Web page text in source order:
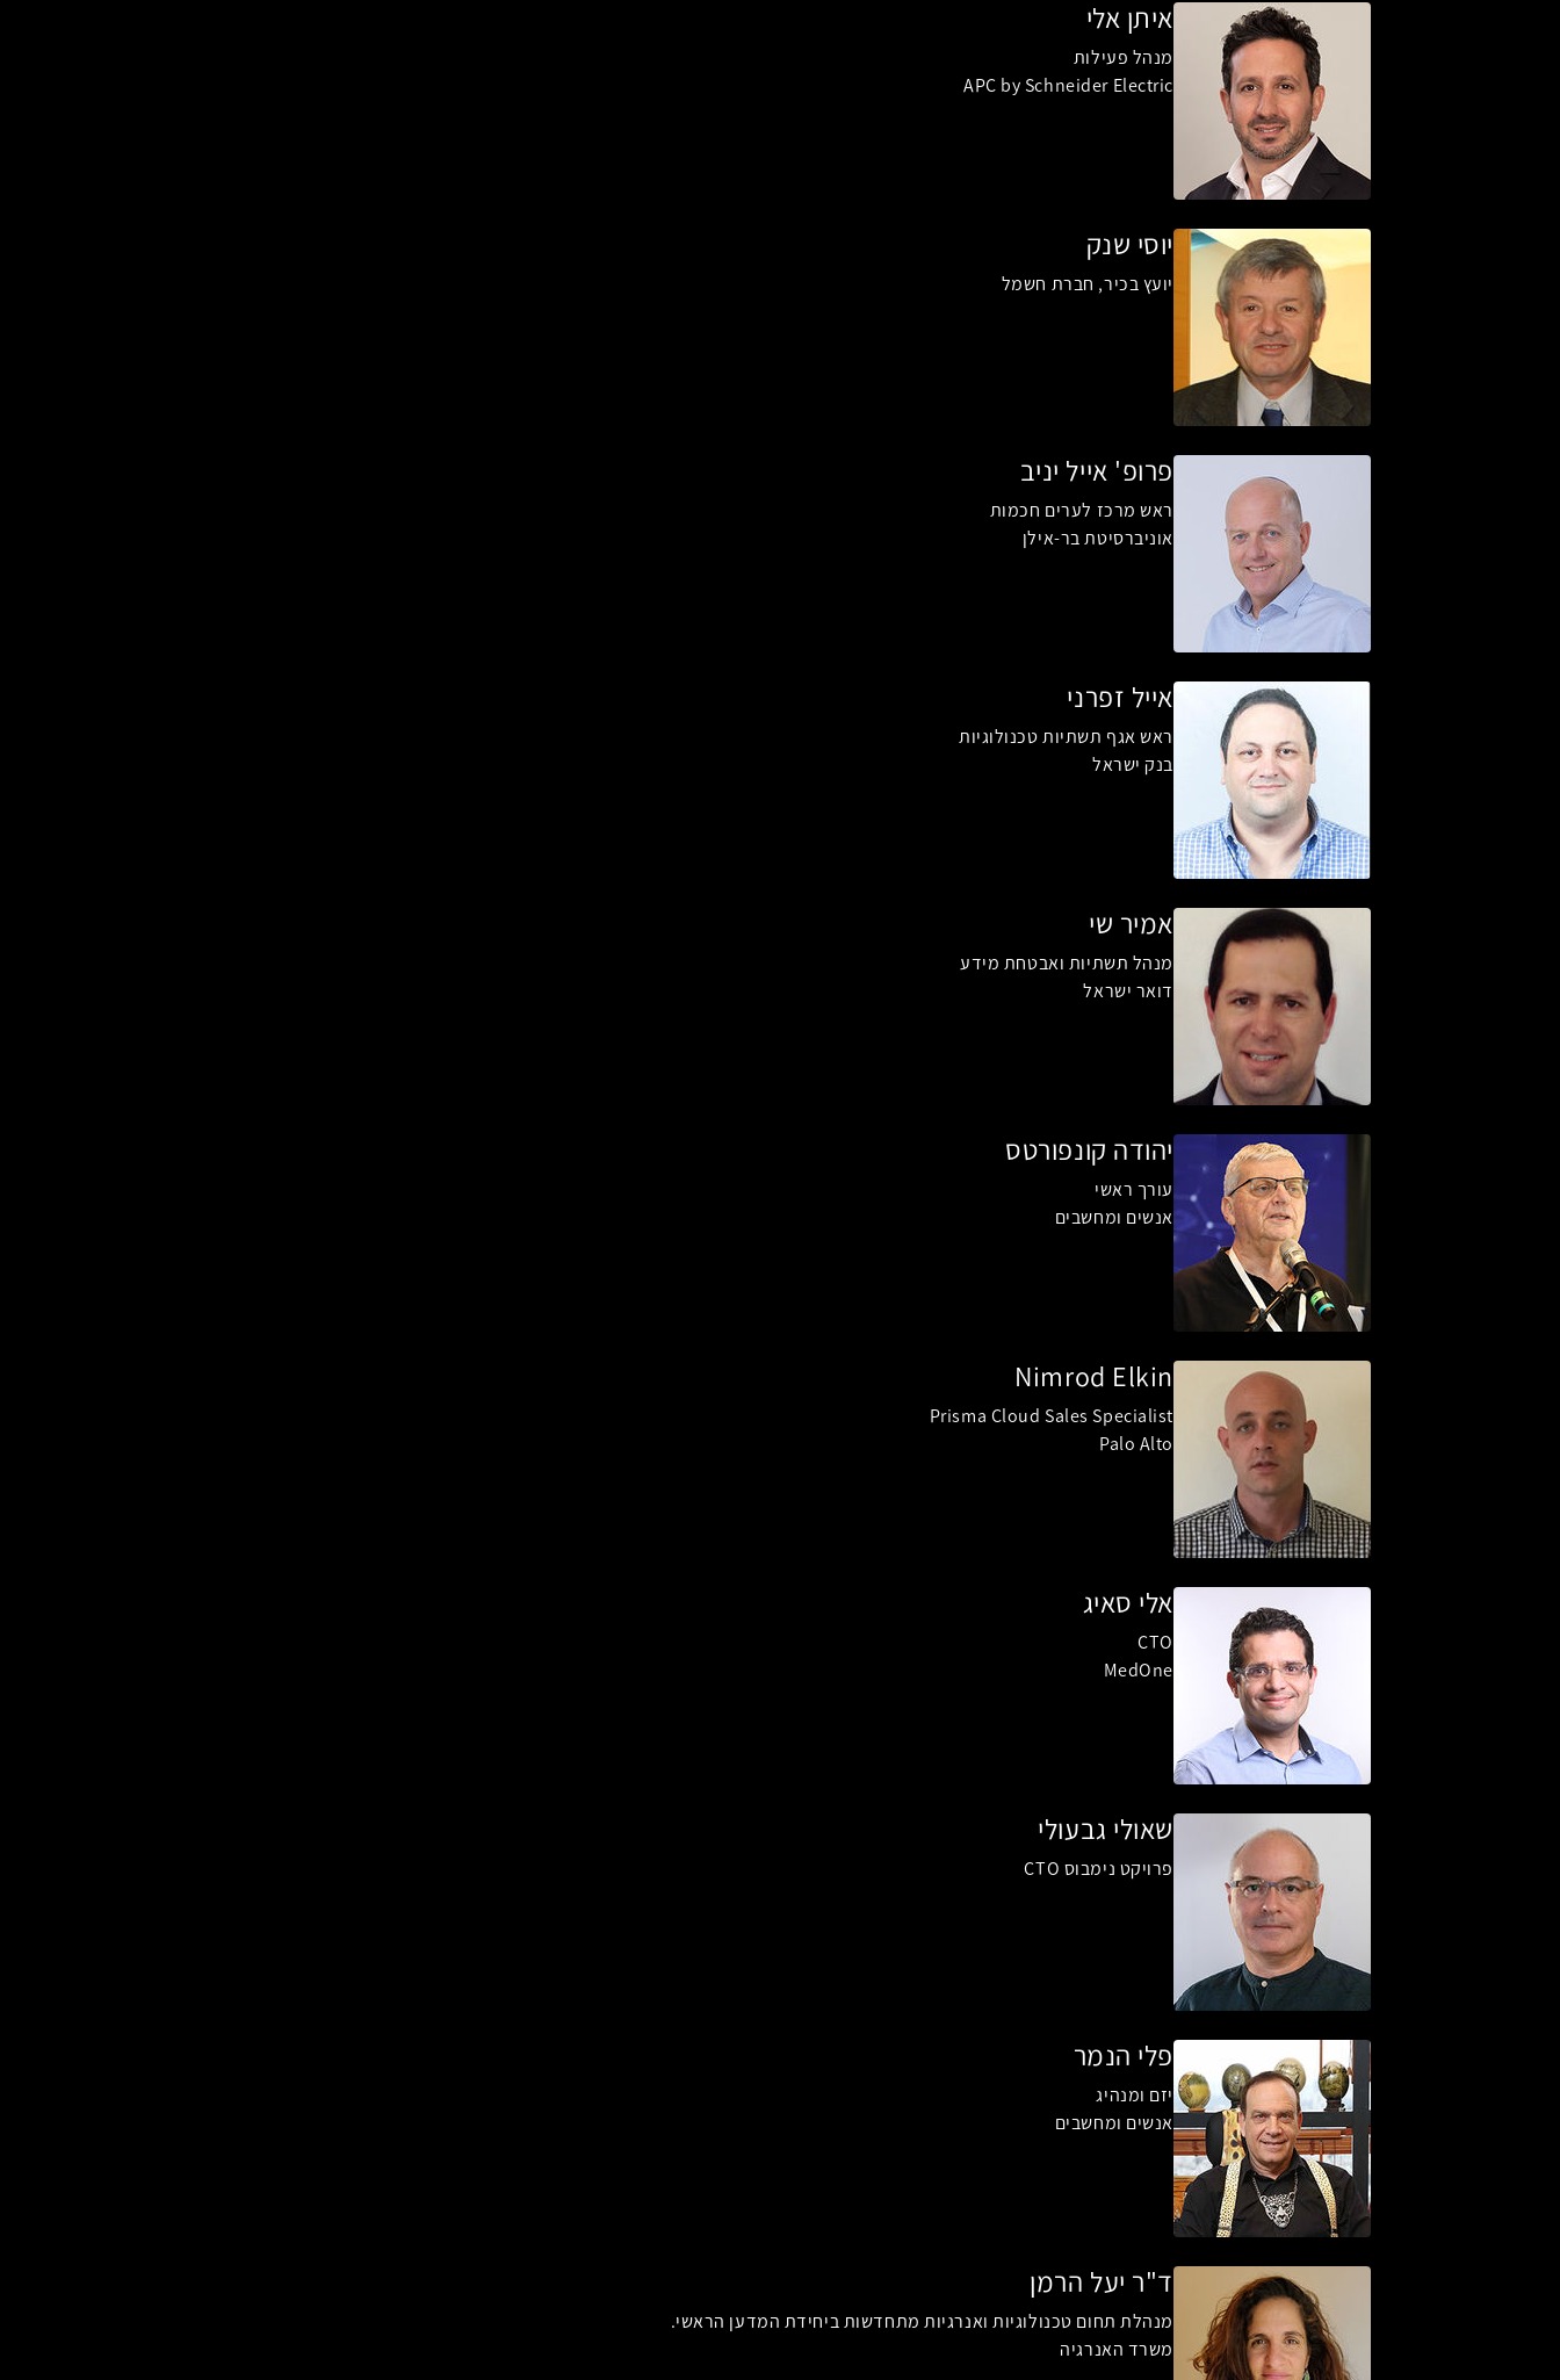
איתן אלי
מנהל פעילות
APC by Schneider Electric
יוסי שנק
יועץ בכיר, חברת חשמל
פרופ' אייל יניב
ראש מרכז לערים חכמות
אוניברסיטת בר-אילן
אייל זפרני
ראש אגף תשתיות טכנולוגיות
בנק ישראל
אמיר שי
מנהל תשתיות ואבטחת מידע
דואר ישראל
יהודה קונפורטס
עורך ראשי
אנשים ומחשבים
Nimrod Elkin
Prisma Cloud Sales Specialist
Palo Alto
אלי סאיג
CTO
MedOne
שאולי גבעולי
פרויקט נימבוס CTO
פלי הנמר
יזם ומנהיג
אנשים ומחשבים
ד"ר יעל הרמן
מנהלת תחום טכנולוגיות ואנרגיות מתחדשות ביחידת המדען הראשי.
משרד האנרגיה